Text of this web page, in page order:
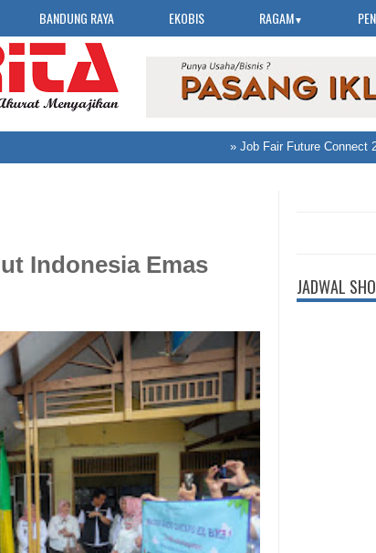
BANDUNG RAYA EKOBIS RAGAM▼
Job Fair Future Connect
Indonesia Emas
JADWAL